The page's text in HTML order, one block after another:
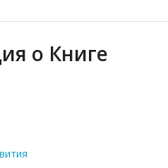
о Книге